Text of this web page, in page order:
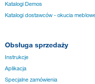
Katalogi Demos
Katalogi dostawców - okucia
Obsługa sprzedaży
Instrukcje
Aplikacja
Specjalne zamówienia